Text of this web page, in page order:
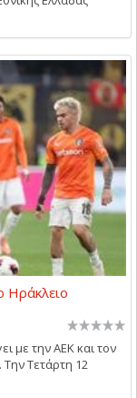
Ηράκλειο
με την ΑΕΚ και τον
Τετάρτη 12